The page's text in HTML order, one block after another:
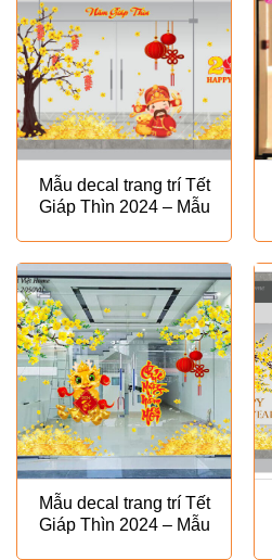
Mẫu decal trang trí Tết
Giáp Thìn 2024 – Mẫu
Mẫu decal trang trí Tết
Giáp Thìn 2024 – Mẫu